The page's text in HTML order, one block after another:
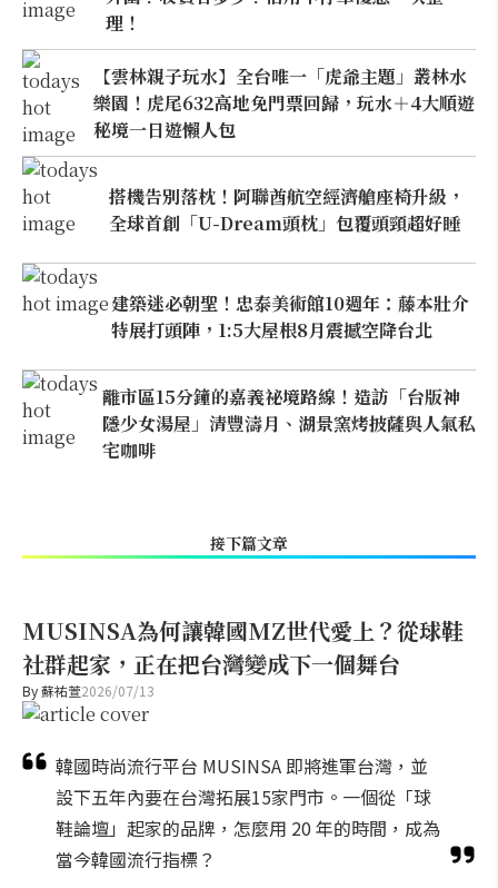
理！
【雲林親子玩水】全台唯一「虎爺主題」叢林水
樂園！虎尾632高地免門票回歸，玩水＋4大順遊
秘境一日遊懶人包
搭機告別落枕！阿聯酋航空經濟艙座椅升級，
全球首創「U-Dream頭枕」包覆頭頸超好睡
建築迷必朝聖！忠泰美術館10週年：藤本壯介
特展打頭陣，1:5大屋根8月震撼空降台北
離市區15分鐘的嘉義祕境路線！造訪「台版神
隱少女湯屋」清豐濤月、湖景窯烤披薩與人氣私
宅咖啡
接下篇文章
MUSINSA為何讓韓國MZ世代愛上？從球鞋
社群起家，正在把台灣變成下一個舞台
By蘇祐萱2026/07/13
韓國時尚流行平台 MUSINSA 即將進軍台灣，並
設下五年內要在台灣拓展15家門市。一個從「球
鞋論壇」起家的品牌，怎麼用 20 年的時間，成為
當今韓國流行指標？